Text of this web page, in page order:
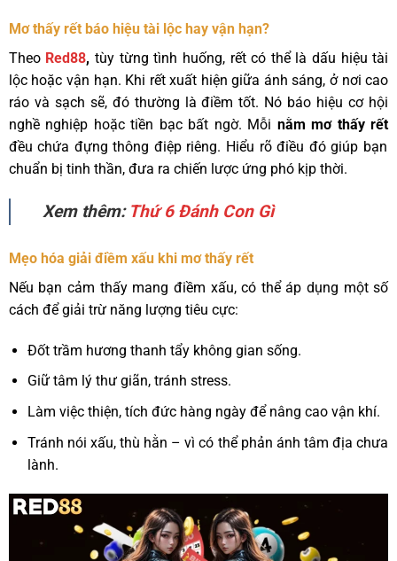
Mơ thấy rết báo hiệu tài lộc hay vận hạn?
Theo Red88,tùy từng tình huống, rết có thể là dấu hiệu tài
lộc hoặc vận hạn. Khi rết xuất hiện giữa ánh sáng, ở nơi cao
ráo và sạch sẽ, đó thường là điềm tốt. Nó báo hiệu cơ hội
nghề nghiệp hoặc tiền bạc bất ngờ. Mỗi nằm mơ thấy rết
đều chứa đựng thông điệp riêng. Hiểu rõ điều đó giúp bạn
chuẩn bị tinh thần, đưa ra chiến lược ứng phó kịp thời.
Xem thêm: Thứ 6 Đánh Con Gì
Mẹo hóa giải điềm xấu khi mơ thấy rết
Nếu bạn cảm thấy mang điềm xấu, có thể áp dụng một số
cách để giải trừ năng lượng tiêu cực:
Đốt trầm hương thanh tẩy không gian sống.
Giữ tâm lý thư giãn, tránh stress.
Làm việc thiện, tích đức hàng ngày để nâng cao vận khí.
Tránh nói xấu, thù hằn – vì có thể phản ánh tâm địa chưa
lành.